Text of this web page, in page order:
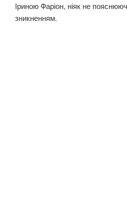
Іриною Фаріон, ніяк не
зникненням.